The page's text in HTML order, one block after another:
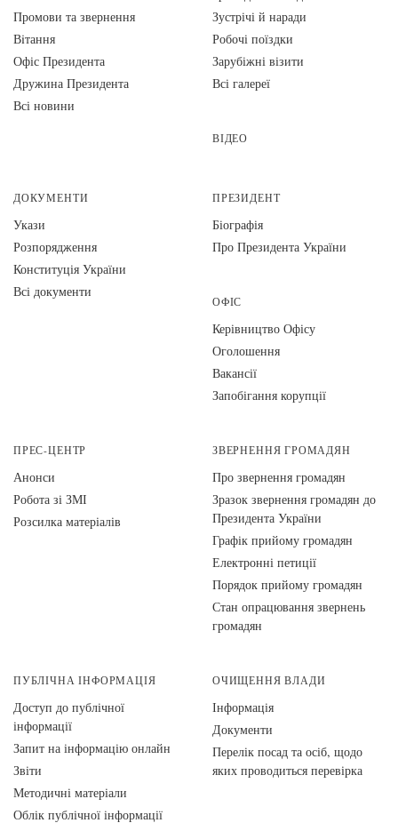
Промови та звернення
Вiтання
Офіс Президента
Дружина Президента
Всі новини
Зустрічі й наради
Робочі поїздки
Зарубіжні візити
Всі галереї
ВІДЕО
ДОКУМЕНТИ
Укази
Розпорядження
Конституція України
Всі документи
ПРЕЗИДЕНТ
Біографія
Про Президента України
ОФІС
Керівництво Офісу
Оголошення
Вакансії
Запобігання корупції
ПРЕС-ЦЕНТР
Анонси
Робота зі ЗМІ
Розсилка матеріалів
ЗВЕРНЕННЯ ГРОМАДЯН
Про звернення громадян
Зразок звернення громадян до
Президента України
Графік прийому громадян
Електронні петиції
Порядок прийому громадян
Стан опрацювання звернень
громадян
ПУБЛІЧНА ІНФОРМАЦІЯ
Доступ до публічної
інформації
Запит на інформацію онлайн
Звіти
Методичні матеріали
Облік публічної інформації
ОЧИЩЕННЯ ВЛАДИ
Інформація
Документи
Перелік посад та осіб, щодо
яких проводиться перевірка